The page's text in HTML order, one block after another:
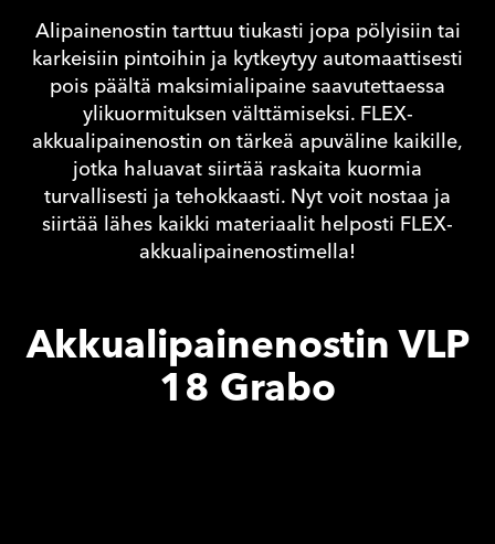
Alipainenostin tarttuu tiukasti jopa pölyisiin tai
karkeisiin pintoihin ja kytkeytyy automaattisesti
pois päältä maksimialipaine saavutettaessa
ylikuormituksen välttämiseksi. FLEX-
akkualipainenostin on tärkeä apuväline kaikille,
jotka haluavat siirtää raskaita kuormia
turvallisesti ja tehokkaasti. Nyt voit nostaa ja
siirtää lähes kaikki materiaalit helposti FLEX-
akkualipainenostimella!
Akkualipainenostin VLP
18 Grabo